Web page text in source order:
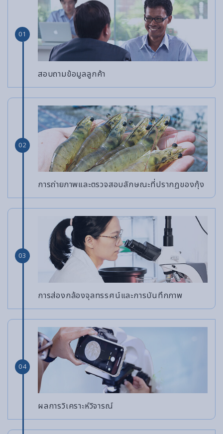
01
สอบถามข้อมูลลูกค้า
02
การถ่ายภาพและตรวจสอบลักษณะที่ปรากฏของกุ้ง
03
การส่องกล้องจุลทรรศน์และการบันทึกภาพ
04
ผลการวิเคราะห์วิจารณ์